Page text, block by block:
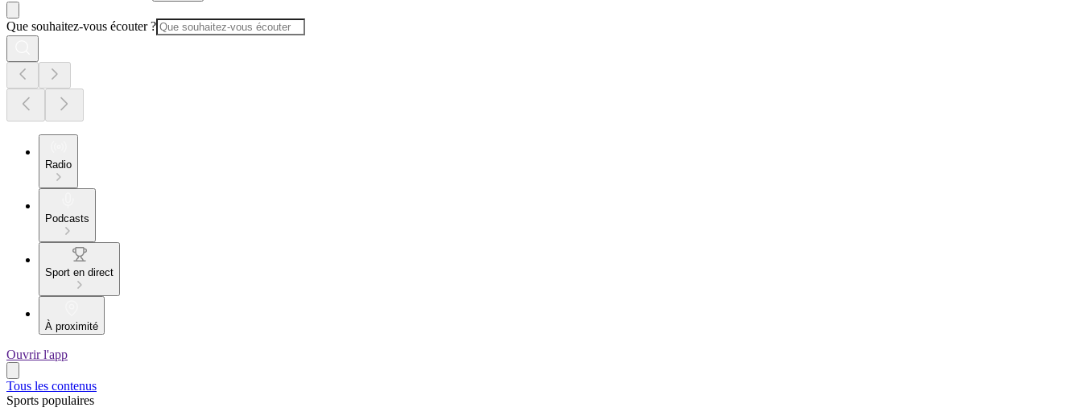
Que souhaitez-vous écouter ?
Radio
Podcasts
Sport en direct
À proximité
Ouvrir l'app
Tous les contenus
Sports populaires